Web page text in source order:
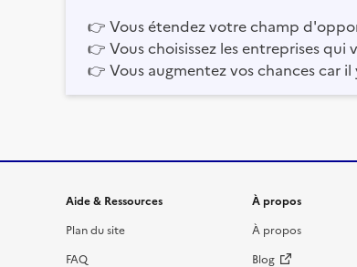
👉 Vous étendez votre champ
👉 Vous choisissez les entreprises qui
👉 Vous augmentez vos chances car
Informations et liens du
Aide & Ressources
Plan du site
FAQ
À propos
À propos
Blog